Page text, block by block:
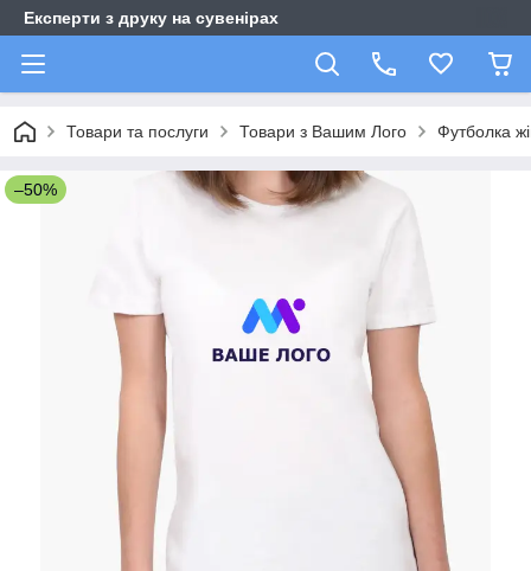
Експерти з друку на сувенірах
Товари та послуги Товари з Вашим Лого Футболка
–50%